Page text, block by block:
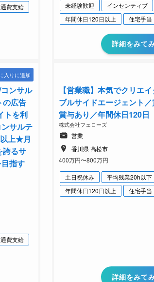
費支給 未経験歓迎 インセンティブ
年間休日120日以上
住宅手当
詳細をみて
入りに追加
ンサル
広告
トを利
サルテ
上★月
誇るサ
指す
費支給
【営業職】本気でクリエ
ブルサイドエージェント
賞与あり／年間休日120日
株式会社フェローズ
営業
香川県 高松市
400万円〜800万円
土日祝休み
平均残業20h以下
年間休日120日以上
住宅手当
詳細をみて